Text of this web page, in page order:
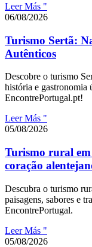
Leer Más "
06/08/2026
Turismo Sertã:
Autênticos
Descobre o turismo
história e gastronomia
EncontrePortugal.pt!
Leer Más "
05/08/2026
Turismo rural em
coração
Descubra o turismo
paisagens, sabores e
EncontrePortugal.
Leer Más "
05/08/2026